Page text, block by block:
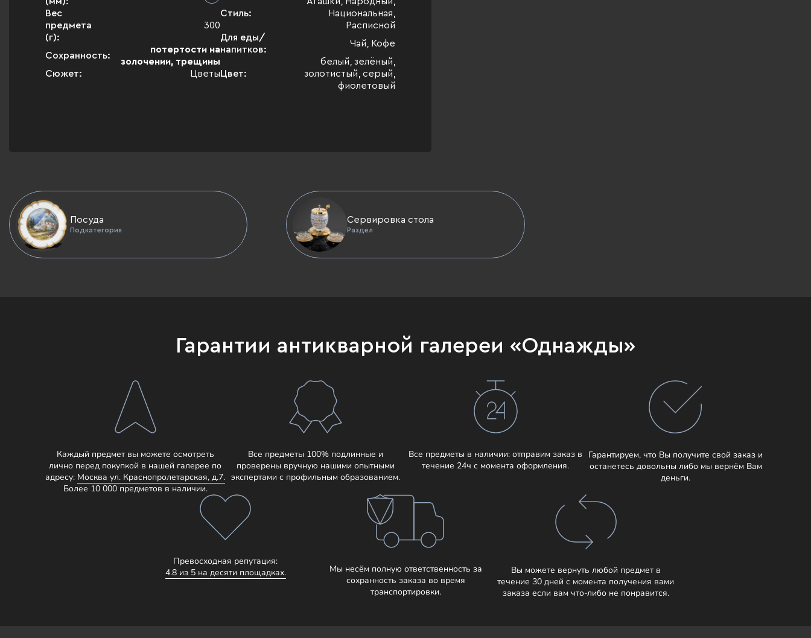
Вес
предмета
(г):
300
Сохранность:
потертости на
золочении, трещины
Сюжет:
Цветы
Стиль:
Национальная,
Расписной
Для еды/
напитков:
Чай, Кофе
Цвет:
белый, зелёный,
золотистый, серый,
фиолетовый
Посуда
Подкатегория
Сервировка стола
Раздел
Гарантии антикварной галереи «Однажды»
Каждый предмет вы можете осмотреть
лично перед покупкой в нашей галерее по
адресу: Москва ул. Краснопролетарская, д.7.
Более 10 000 предметов в наличии.
Все предметы 100% подлинные и
проверены вручную нашими опытными
экспертами с профильным образованием.
Все предметы в наличии: отправим заказ в
течение 24ч с момента оформления.
Гарантируем, что Вы получите свой заказ и
останетесь довольны либо мы вернём Вам
деньги.
Превосходная репутация:
4.8 из 5 на десяти площадках.
Мы несём полную ответственность за
сохранность заказа во время
транспортировки.
Вы можете вернуть любой предмет в
течение 30 дней с момента получения вами
заказа если вам что-либо не понравится.